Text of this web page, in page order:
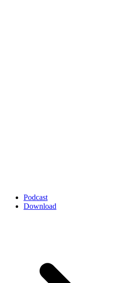
Podcast
Download